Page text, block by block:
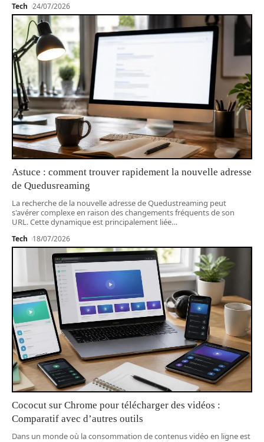
Tech 24/07/2026
Astuce : comment trouver rapidement la nouvelle adresse
de Quedusreaming
La recherche de la nouvelle adresse de Quedustreaming peut
s'avérer complexe en raison des changements fréquents de son
URL. Cette dynamique est principalement liée…
Tech 18/07/2026
Cococut sur Chrome pour télécharger des vidéos :
Comparatif avec d’autres outils
Dans un monde où la consommation de contenus vidéo en ligne est